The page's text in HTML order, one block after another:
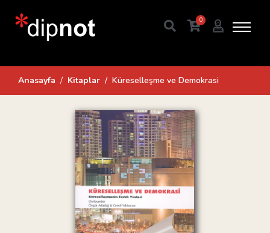
0
Anasayfa Kitaplar Küreselleşme ve Demokrasi